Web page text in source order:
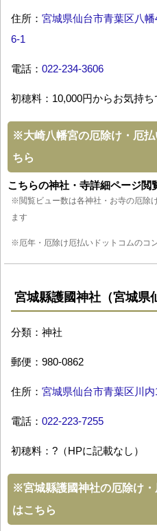
住所： 宮城県仙台市青葉区八幡
6-1
電話： 022-234-3606
初穂料：10,000円からお気持ち
※大崎八幡宮の厄除け・厄
ちら
こちらの神社・寺詳細ページ閲
※閲覧ビュー数は各神社・お寺の厄除
ます
※厄年・厄除け厄払いドットコムのコ
宮城縣護國神社（宮城県
分類：神社
郵便：980-0862
住所： 宮城県仙台市青葉区川内
電話： 022-223-7255
初穂料：?（HPに記載なし）
※宮城縣護國神社の厄除け
はこちら